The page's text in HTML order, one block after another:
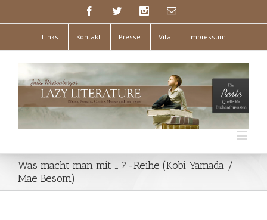
Links Kontakt Presse Vita Impressum
Was macht man mit … ?-Reihe (Kobi Yamada /
Mae Besom)